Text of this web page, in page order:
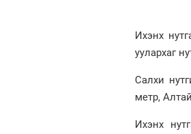
Ихэнх
уулархаг
Салхи
метр,
Ихэнх